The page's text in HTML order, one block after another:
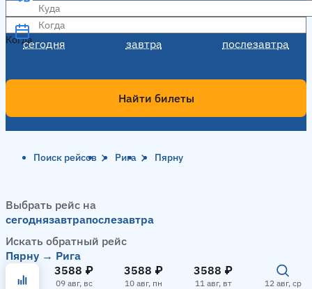
Когда
сегодня завтра послезавтра
Когда
Найти билеты
Поиск рейсов Рига Пярну
Выбрать рейс на
сегоднязавтрапослезавтра
Искать обратный рейс
Пярну → Рига
3588 ₽
09 авг, вс
3588 ₽
10 авг, пн
3588 ₽
11 авг, вт 12 авг, ср